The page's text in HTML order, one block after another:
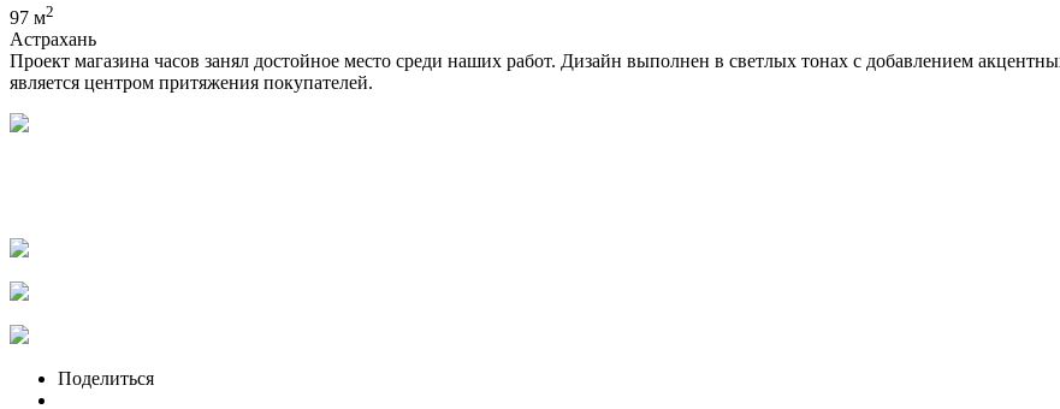
97 м2
Астрахань
Проект магазина часов занял достойное место среди наших работ. Дизайн выполнен в светлых тонах с добавлением
является центром притяжения покупателей.
Поделиться